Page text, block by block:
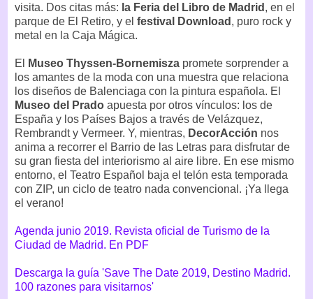
visita. Dos citas más: la Feria del Libro de Madrid , en el
parque de El Retiro, y el festival Download , puro rock y
metal en la Caja Mágica.
El Museo Thyssen-Bornemisza promete sorprender a
los amantes de la moda con una muestra que relaciona
los diseños de Balenciaga con la pintura española. El
Museo del Prado apuesta por otros vínculos: los de
España y los Países Bajos a través de Velázquez,
Rembrandt y Vermeer. Y, mientras, DecorAcción nos
anima a recorrer el Barrio de las Letras para disfrutar de
su gran fiesta del interiorismo al aire libre. En ese mismo
entorno, el Teatro Español baja el telón esta temporada
con ZIP, un ciclo de teatro nada convencional. ¡Ya llega
el verano!
Agenda junio 2019. Revista oficial de Turismo de la
Ciudad de Madrid. En PDF
Descarga la guía 'Save The Date 2019, Destino Madrid.
100 razones para visitarnos'